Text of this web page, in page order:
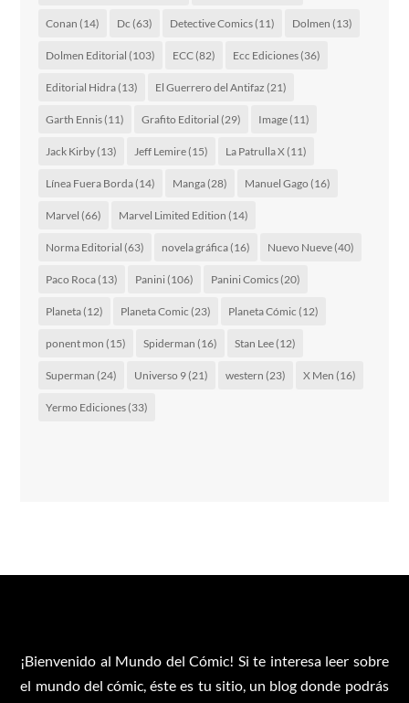
Conan (14) Dc (63) Detective Comics(11) Dolmen (13)
Dolmen Editorial (103) ECC(82) Ecc Ediciones(36)
Editorial Hidra(13) El Guerrero del Antifaz (21)
Garth Ennis(11) Grafito Editorial (29) Image(11)
Jack Kirby(13) Jeff Lemire(15) La Patrulla X(11)
Línea Fuera Borda(14) Manga(28) Manuel Gago (16)
Marvel (66) Marvel Limited Edition (14)
Norma Editorial (63) novela gráfica(16) Nuevo Nueve(40)
Paco Roca(13) Panini(106) Panini Comics(20)
Planeta(12) Planeta Comic (23) Planeta Cómic (12)
ponent mon (15) Spiderman (16) Stan Lee(12)
Superman (24) Universo 9(21) western (23) X Men (16)
Yermo Ediciones(33)
¡Bienvenido al Mundo del Cómic! Si te interesa leer sobre
el mundo del cómic, éste es tu sitio, un blog donde podrás